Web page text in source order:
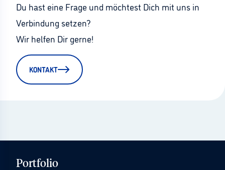
Du hast eine Frage und möchtest Dich mit uns in
Verbindung setzen?
Wir helfen Dir gerne!
KONTAKT
Portfolio